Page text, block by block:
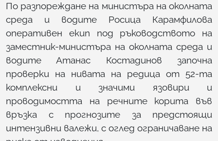
По разпореждане на министъра на околната
среда и водите Росица Карамфилова
оперативен екип под ръководството на
заместник-министъра на околната среда и
водите Атанас Костадинов започна
проверки на нивата на редица от 52-та
комплексни и значими язовири и
проводимостта на речните корита във
връзка с прогнозите за предстоящи
интензивни валежи, с оглед ограничаване на